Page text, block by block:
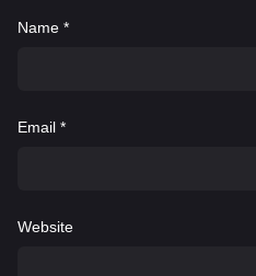
Name *
Email *
Website